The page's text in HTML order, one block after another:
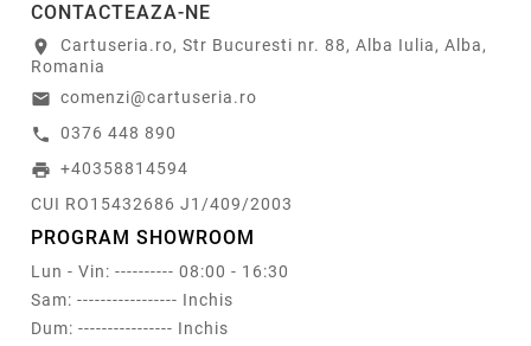
CONTACTEAZA-NE
location_on
Cartuseria.ro, Str Bucuresti nr. 88, Alba Iulia, Alba,
Romania
email comenzi@cartuseria.ro
call 0376 448 890
print +40358814594
CUI RO15432686 J1/409/2003
PROGRAM SHOWROOM
Lun - Vin: ---------- 08:00 - 16:30
Sam: ----------------- Inchis
Dum: ---------------- Inchis